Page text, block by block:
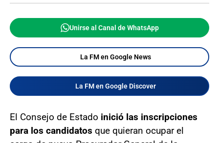
Unirse al Canal de WhatsApp
La FM en Google News
La FM en Google Discover
El Consejo de Estado inició las inscripciones
para los candidatos que quieran ocupar el